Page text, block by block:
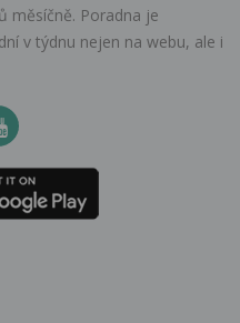
měsíčně. Poradna je
v týdnu nejen na webu, ale i